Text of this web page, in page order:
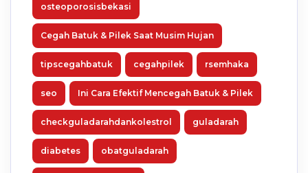
osteoporosisbekasi
Cegah Batuk & Pilek Saat Musim Hujan
tipscegahbatuk cegahpilek rsemhaka
seo Ini Cara Efektif Mencegah Batuk & Pilek
checkguladarahdankolestrol guladarah
diabetes obatguladarah